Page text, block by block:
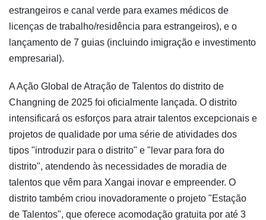
estrangeiros e canal verde para exames médicos de
licenças de trabalho/residência para estrangeiros), e o
lançamento de 7 guias (incluindo imigração e investimento
empresarial).
A Ação Global de Atração de Talentos do distrito de
Changning de 2025 foi oficialmente lançada. O distrito
intensificará os esforços para atrair talentos excepcionais e
projetos de qualidade por uma série de atividades dos
tipos "introduzir para o distrito" e "levar para fora do
distrito", atendendo às necessidades de moradia de
talentos que vêm para Xangai inovar e empreender. O
distrito também criou inovadoramente o projeto "Estação
de Talentos", que oferece acomodação gratuita por até 3